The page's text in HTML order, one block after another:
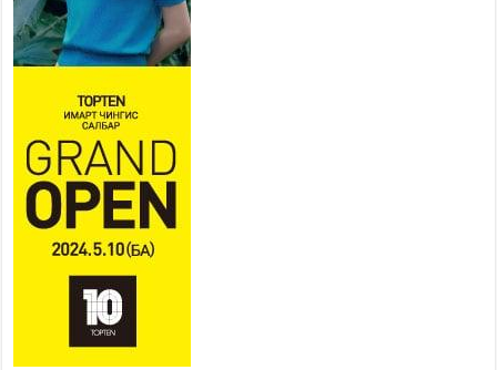
311 алба хаагч, 119 техник хэрэгсэлтэй ажиллаж
үер усны аюул, болзошгүй эрсдэлээс сэргийлж
байна
Аяллаа зөв төлөвлөхийг иргэдэд зөвлөж байна
2026 оны 7 сар 16 / 11 цаг 50 минут
Үер усны болзошгүй аюулаас сэргийлж,
холбогдох байгууллагууд өндөржүүлсэн бэлэн
байдалд ажиллаж байна
2026 оны 7 сар 15 / 13 цаг 06 минут
“Дэлхийн адууны өдөр”-т 15000 морьтон оролцож
2026 оны 7 сар 15 / 11 цаг 51 минут